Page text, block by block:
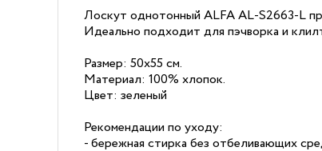
Лоскут однотонный ALFA AL-S2663-L
Идеально подходит для пэчворка и
Размер: 50х55 см.
Материал: 100% хлопок.
Цвет: зеленый
Рекомендации по уходу:
- бережная стирка без отбеливающих